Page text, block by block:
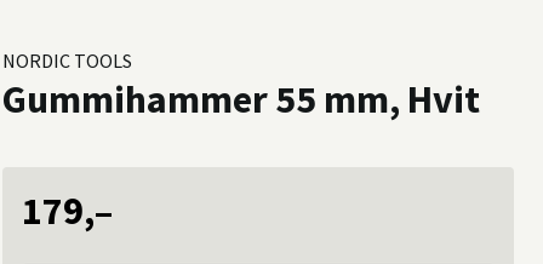
NORDIC TOOLS
Gummihammer 55 mm, Hvit
179,–